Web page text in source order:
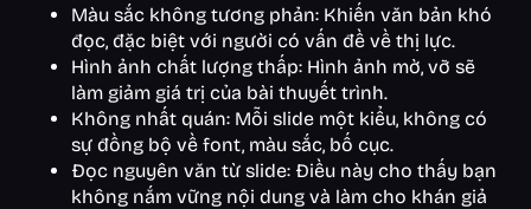
Màu sắc không tương phản: Khiến văn bản khó
đọc, đặc biệt với người có vấn đề về thị lực.
Hình ảnh chất lượng thấp: Hình ảnh mờ, vỡ sẽ
làm giảm giá trị của bài thuyết trình.
Không nhất quán: Mỗi slide một kiểu, không có
sự đồng bộ về font, màu sắc, bố cục.
Đọc nguyên văn từ slide: Điều này cho thấy bạn
không nắm vững nội dung và làm cho khán giả